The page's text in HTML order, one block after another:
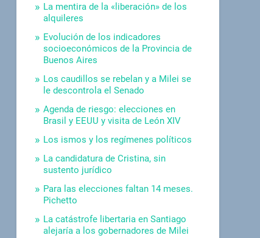
La mentira de la «liberación» de los
alquileres
Evolución de los indicadores
socioeconómicos de la Provincia de
Buenos Aires
Los caudillos se rebelan y a Milei se
le descontrola el Senado
Agenda de riesgo: elecciones en
Brasil y EEUU y visita de León XIV
Los ismos y los regímenes políticos
La candidatura de Cristina, sin
sustento jurídico
Para las elecciones faltan 14 meses.
Pichetto
La catástrofe libertaria en Santiago
alejaría a los gobernadores de Milei